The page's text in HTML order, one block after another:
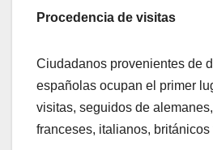
Procedencia de visitas
Ciudadanos provenientes de
españolas ocupan el primer
visitas, seguidos de
franceses, italianos, británicos